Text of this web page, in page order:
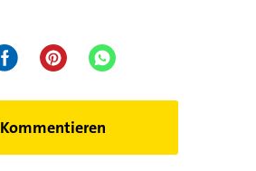
Kommentieren